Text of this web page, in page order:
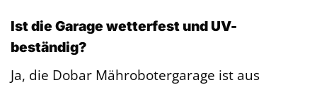
Ist die Garage wetterfest und UV-
beständig?
Ja, die Dobar Mährobotergarage ist aus